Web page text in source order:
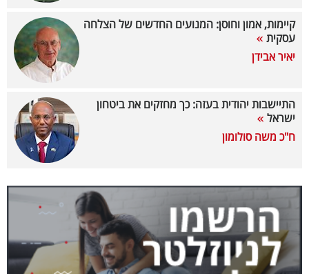
ניוזלטרים
מייל
אדום
קיימות, אמון וחוסן: המנועים החדשים של הצלחה
עסקית
יאיר אבידן
התיישבות יהודית בעזה: כך מחזקים את ביטחון
ישראל
ח"כ משה סולומון